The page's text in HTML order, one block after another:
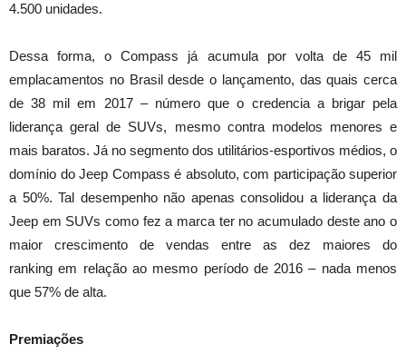
4.500 unidades.
Dessa forma, o Compass já acumula por volta de 45 mil
emplacamentos no Brasil desde o lançamento, das quais cerca
de 38 mil em 2017 – número que o credencia a brigar pela
liderança geral de SUVs, mesmo contra modelos menores e
mais baratos. Já no segmento dos utilitários-esportivos médios, o
domínio do Jeep Compass é absoluto, com participação superior
a 50%. Tal desempenho não apenas consolidou a liderança da
Jeep em SUVs como fez a marca ter no acumulado deste ano o
maior crescimento de vendas entre as dez maiores do
ranking em relação ao mesmo período de 2016 – nada menos
que 57% de alta.
Premiações